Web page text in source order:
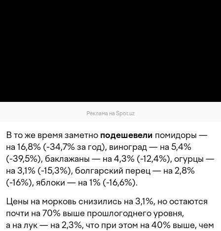
Реклама на Spot.uz
В то же время заметно подешевели помидоры —
на 16,8% (-34,7% за год), виноград — на 5,4%
(-39,5%), баклажаны — на 4,3% (-12,4%), огурцы —
на 3,1% (-15,3%), болгарский перец — на 2,8%
(-16%), яблоки — на 1% (-16,6%).
Цены на морковь снизились на 3,1%, но остаются
почти на 70% выше прошлогоднего уровня,
а на лук — на 2,3%, что при этом на 40% выше, чем